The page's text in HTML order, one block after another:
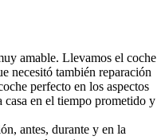
amable. Llevamos el coche
necesitó también reparación
perfecto en los aspectos
casa en el tiempo prometido y
antes, durante y en la